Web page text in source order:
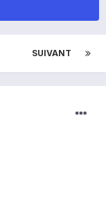
SUIVANT